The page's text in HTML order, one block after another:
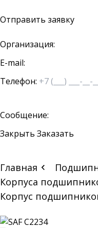
Отправить заявку
Организация:
E-mail:
Телефон:
Сообщение:
Закрыть Заказать
Главная
Корпуса
Корпус